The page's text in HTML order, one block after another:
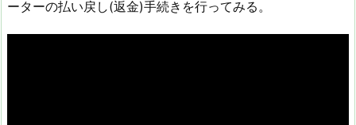
ーターの払い戻し(返金)手続きを行ってみる。